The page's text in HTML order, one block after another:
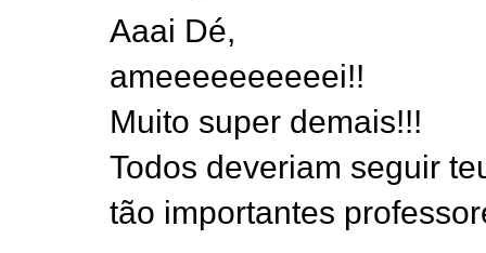
Aaai Dé,
ameeeeeeeeeei!!
Muito super demais!!!
Todos deveriam seguir
tão importantes